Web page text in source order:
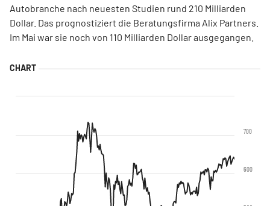
Autobranche nach neuesten Studien rund 210 Milliarden
Dollar. Das prognostiziert die Beratungsfirma Alix Partners.
Im Mai war sie noch von 110 Milliarden Dollar ausgegangen.
600
700